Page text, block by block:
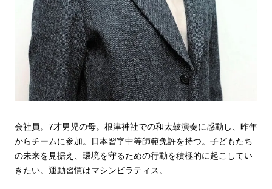
会社員。7才男児の母。根津神社での和太鼓演奏に感動し、昨年
からチームに参加。日本習字中等師範免許を持つ。子どもたち
の未来を見据え、環境を守るための行動を積極的に起こしてい
きたい。運動習慣はマシンピラティス。